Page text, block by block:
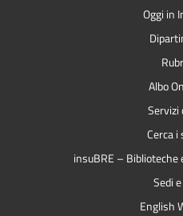
Oggi in
Albo
Servizi
Cerca i
insuBRE –
Sedi
English